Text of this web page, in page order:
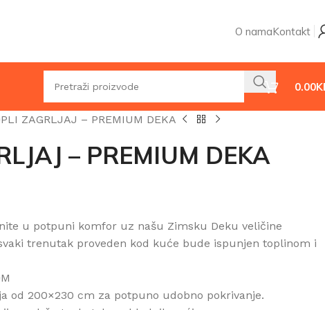
O namaKontakt
0.00
ZAGRLJAJ – PREMIUM DEKA
– PREMIUM DEKA
u potpuni komfor uz našu Zimsku Deku veličine
trenutak proveden kod kuće bude ispunjen toplinom i
od 200×230 cm za potpuno udobno pokrivanje.